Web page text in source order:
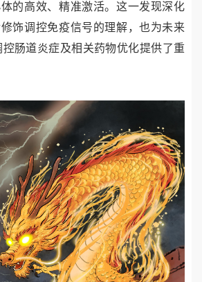
的高效、精准激活。这一发现深化
饰调控免疫信号的理解，也为未来
控肠道炎症及相关药物优化提供了重